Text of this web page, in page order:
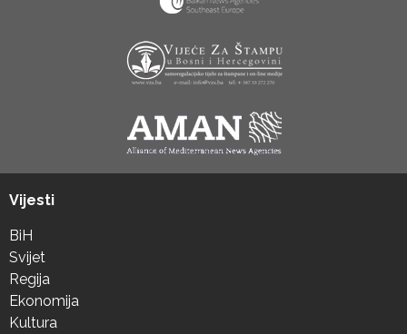
Vijesti
BiH
Svijet
Regija
Ekonomija
Kultura